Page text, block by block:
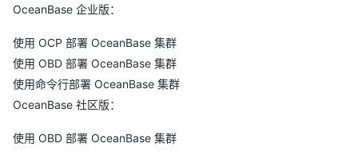
OceanBase 企业版：
使用 OCP 部署 OceanBase 集群
使用 OBD 部署 OceanBase 集群
使用命令行部署 OceanBase 集群
OceanBase 社区版：
使用 OBD 部署 OceanBase 集群